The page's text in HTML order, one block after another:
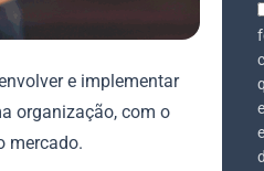
e implementar
organização, com o
mercado.